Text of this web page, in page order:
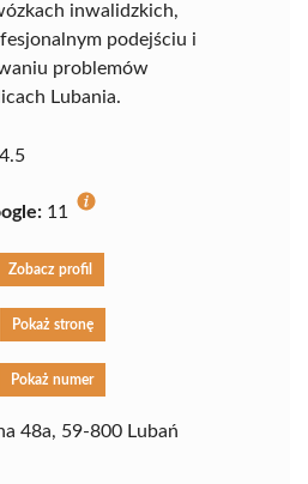
inwalidzkich,
podejściu i
problemów
Lubania.
4.5
11
Zobacz profil
Pokaż stronę
Pokaż numer
48a, 59-800 Lubań